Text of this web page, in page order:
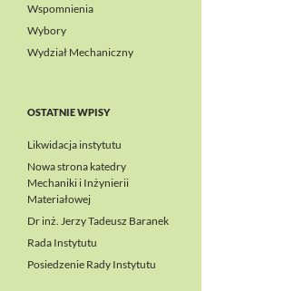
Wspomnienia
Wybory
Wydział Mechaniczny
OSTATNIE WPISY
Likwidacja instytutu
Nowa strona katedry
Mechaniki i Inżynierii
Materiałowej
Dr inż. Jerzy Tadeusz Baranek
Rada Instytutu
Posiedzenie Rady Instytutu